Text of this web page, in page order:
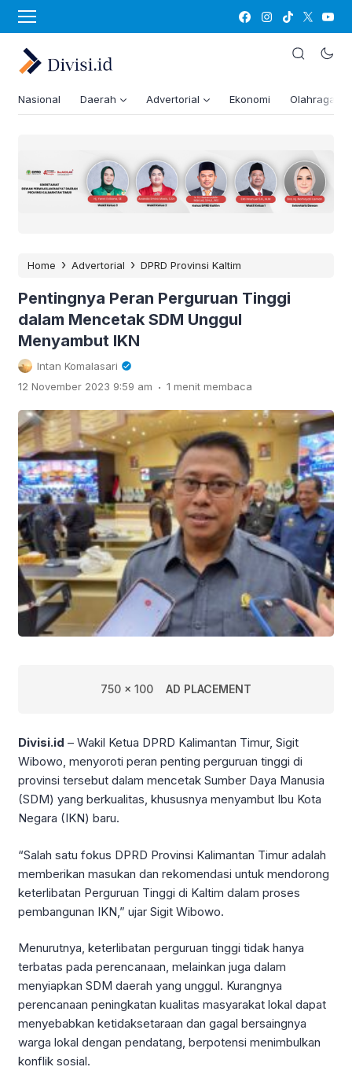
Nasional Daerah Advertorial Ekonomi Olahraga
Home › Advertorial › DPRD Provinsi Kaltim
Pentingnya Peran Perguruan Tinggi
dalam Mencetak SDM Unggul
Menyambut IKN
Intan Komalasari
12 November 2023 9:59 am . 1 menit membaca
750 x 100 AD PLACEMENT
Divisi.id – Wakil Ketua DPRD Kalimantan Timur, Sigit
Wibowo, menyoroti peran penting perguruan tinggi di
provinsi tersebut dalam mencetak Sumber Daya Manusia
(SDM) yang berkualitas, khususnya menyambut Ibu Kota
Negara (IKN) baru.
“Salah satu fokus DPRD Provinsi Kalimantan Timur adalah
memberikan masukan dan rekomendasi untuk mendorong
keterlibatan Perguruan Tinggi di Kaltim dalam proses
pembangunan IKN,” ujar Sigit Wibowo.
Menurutnya, keterlibatan perguruan tinggi tidak hanya
terbatas pada perencanaan, melainkan juga dalam
menyiapkan SDM daerah yang unggul. Kurangnya
perencanaan peningkatan kualitas masyarakat lokal dapat
menyebabkan ketidaksetaraan dan gagal bersaingnya
warga lokal dengan pendatang, berpotensi menimbulkan
konflik sosial.